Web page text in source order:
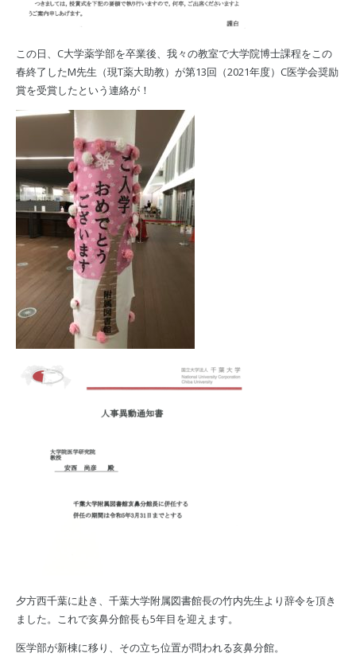
この日、C大学薬学部を卒業後、我々の教室で大学院博士課程をこの
春終了したM先生（現T薬大助教）が第13回（2021年度）C医学会奨励
賞を受賞したという連絡が！
夕方西千葉に赴き、千葉大学附属図書館長の竹内先生より辞令を頂き
ました。これで亥鼻分館長も5年目を迎えます。
医学部が新棟に移り、その立ち位置が問われる亥鼻分館。